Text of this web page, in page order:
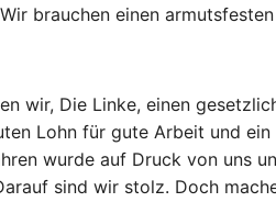
brauchen einen
wir, Die Linke, einen
Lohn für gute Arbeit und
wurde auf Druck von uns
sind wir stolz. Doch